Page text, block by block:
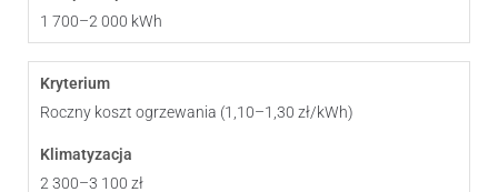
1 700–2 000 kWh
Roczny koszt ogrzewania (1,10–1,30 zł/kWh)
2 300–3 100 zł